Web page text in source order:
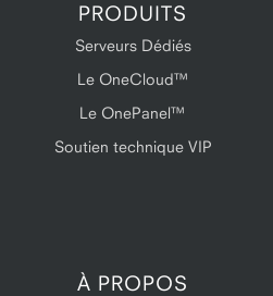
PRODUITS
Serveurs Dédiés
Le OneCloud™
Le OnePanel™
Soutien technique VIP
À PROPOS